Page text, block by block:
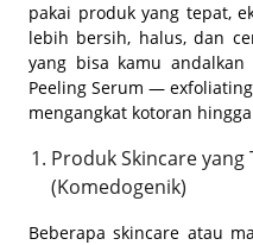
pakai produk yang tepat,
lebih bersih, halus, dan
yang bisa kamu andalkan
Peeling Serum —
mengangkat kotoran
Produk Skincare yang
(Komedogenik)
Beberapa skincare atau